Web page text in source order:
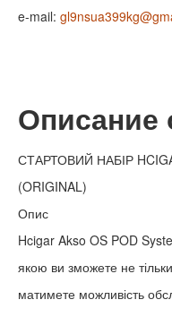
e-mail:
Описание
СТАРТОВИЙ НАБІР
(ORIGINAL)
Опис
Hcigar Akso OS POD
якою ви зможете не
матимете можливість